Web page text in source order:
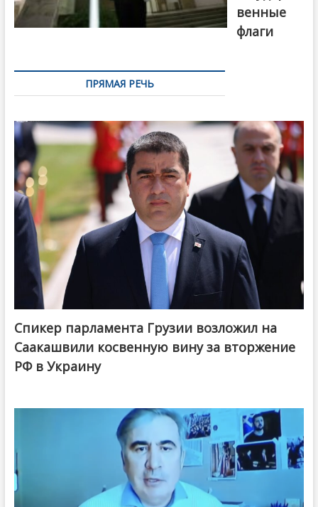
венные
флаги
ПРЯМАЯ РЕЧЬ
Спикер парламента Грузии возложил на
Саакашвили косвенную вину за вторжение
РФ в Украину